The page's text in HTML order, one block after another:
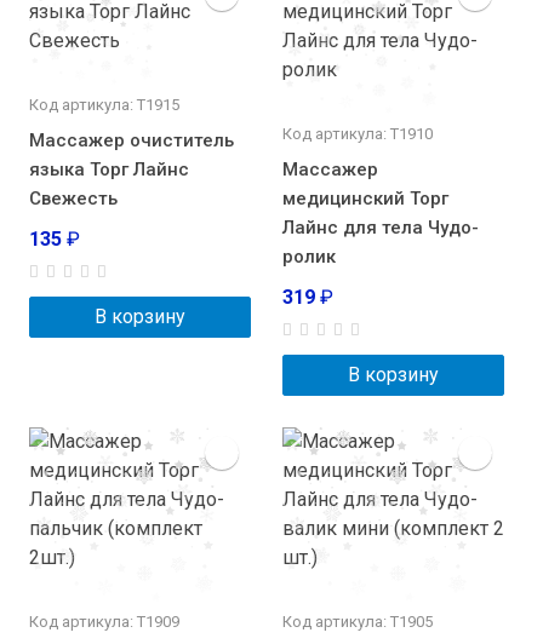
Код артикула: Т1915
Массажер очиститель
языка Торг Лайнс
Свежесть
135 ₽
В корзину
Код артикула: Т1910
Массажер
медицинский Торг
Лайнс для тела Чудо-
ролик
319 ₽
В корзину
Код артикула: Т1909 Код артикула: Т1905